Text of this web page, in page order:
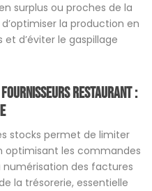
surplus ou proches de la
la production en
d’éviter le gaspillage
fournisseurs restaurant:
stocks permet de limiter
optimisant les commandes
des factures
la trésorerie, essentielle